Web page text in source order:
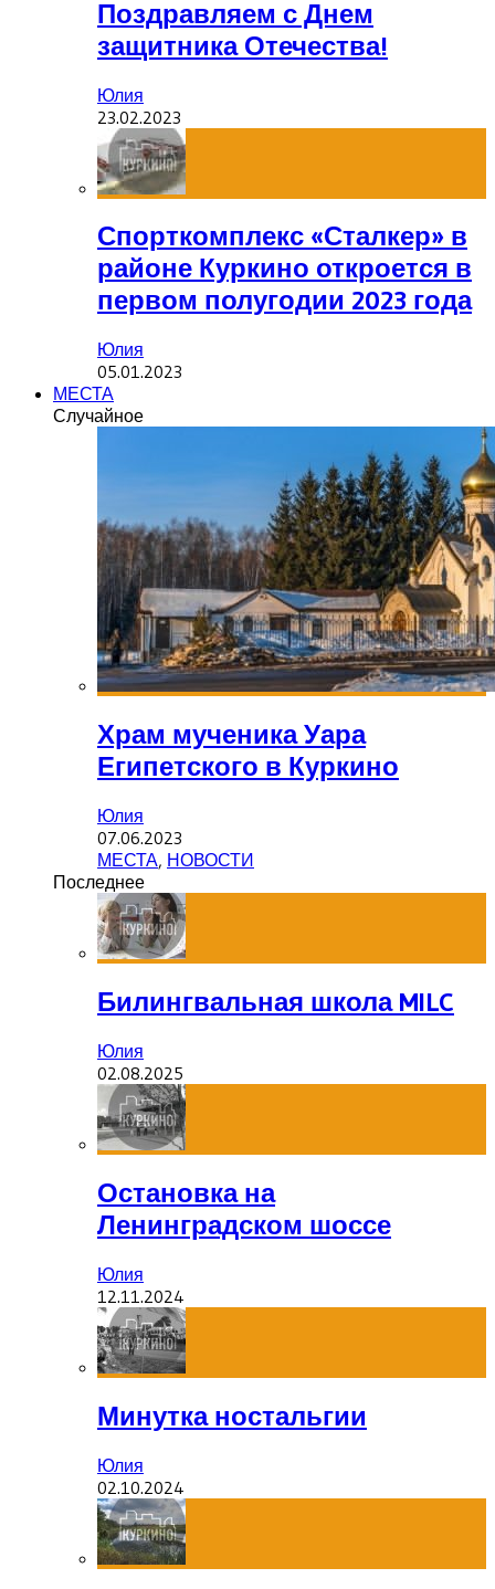
Поздравляем с Днем
защитника Отечества!
Юлия
23.02.2023
Спорткомплекс «Сталкер» в
районе Куркино откроется в
первом полугодии 2023 года
Юлия
05.01.2023
МЕСТА
Случайное
Храм мученика Уара
Египетского в Куркино
Юлия
07.06.2023
МЕСТА, НОВОСТИ
Последнее
Билингвальная школа MILC
Юлия
02.08.2025
Остановка на
Ленинградском шоссе
Юлия
12.11.2024
Минутка ностальгии
Юлия
02.10.2024